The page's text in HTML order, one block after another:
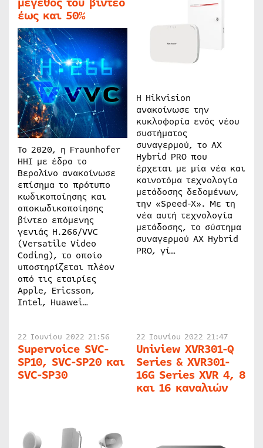
έως και 50%
Το 2020, η Fraunhofer
HHI με έδρα το
Βερολίνο ανακοίνωσε
επίσημα το πρότυπο
κωδικοποίησης και
αποκωδικοποίησης
βίντεο επόμενης
γενιάς H.266/VVC
(Versatile Video
Coding), το οποίο
υποστηρίζεται πλέον
από τις εταιρίες
Apple, Ericsson,
Intel, Huawei…
Η Hikvision
ανακοίνωσε την
κυκλοφορία ενός νέου
συστήματος
συναγερμού, το AX
Hybrid PRO που
έρχεται με μία νέα και
καινοτόμα τεχνολογία
μετάδοσης δεδομένων,
την «Speed-X». Με τη
νέα αυτή τεχνολογία
μετάδοσης, το σύστημα
συναγερμού AX Hybrid
PRO, γί…
22 Ιουνίου 2022 21:56
Supervoice SVC-
SP10, SVC-SP20 και
SVC-SP30
22 Ιουνίου 2022 21:47
Uniview XVR301-Q
Series & XVR301-
16G Series XVR 4, 8
και 16 καναλιών